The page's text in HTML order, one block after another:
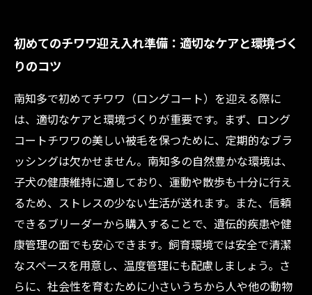
初めてのチワワ迎え入れ準備：適切なケアと環境づく
りのコツ
南知多で初めてチワワ（ロングコート）を迎える際に
は、適切なケアと環境づくりが重要です。まず、ロング
コートチワワの美しい被毛を保つために、定期的なブラ
ッシングは欠かせません。南知多の自然豊かな環境は、
子犬の健康維持に適しており、運動や散歩も十分に行え
るため、ストレスの少ない生活が送れます。また、信頼
できるブリーダーから購入することで、遺伝的疾患や健
康管理の面でも安心できます。飼育環境では安全で清潔
なスペースを用意し、温度管理にも配慮しましょう。さ
らに、社会性を育むために小さいうちから人や他の動物